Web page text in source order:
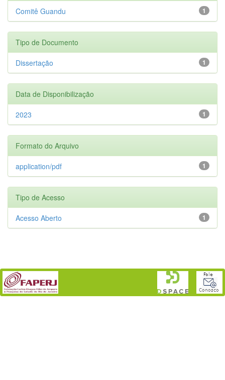
1
Comitê Guandu
Tipo de Documento
1
Dissertação
Data de Disponibilização
1
2023
Formato do Arquivo
1
application/pdf
Tipo de Acesso
1
Acesso Aberto